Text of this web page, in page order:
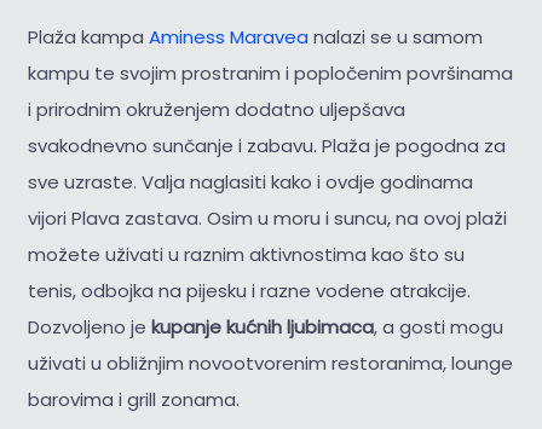
Plaža kampa Aminess Maravea nalazi se u samom
kampu te svojim prostranim i popločenim površinama
i prirodnim okruženjem dodatno uljepšava
svakodnevno sunčanje i zabavu. Plaža je pogodna za
sve uzraste. Valja naglasiti kako i ovdje godinama
vijori Plava zastava. Osim u moru i suncu, na ovoj plaži
možete uživati u raznim aktivnostima kao što su
tenis, odbojka na pijesku i razne vodene atrakcije.
Dozvoljeno je kupanje kućnih ljubimaca, a gosti mogu
uživati u obližnjim novootvorenim restoranima, lounge
barovima i grill zonama.